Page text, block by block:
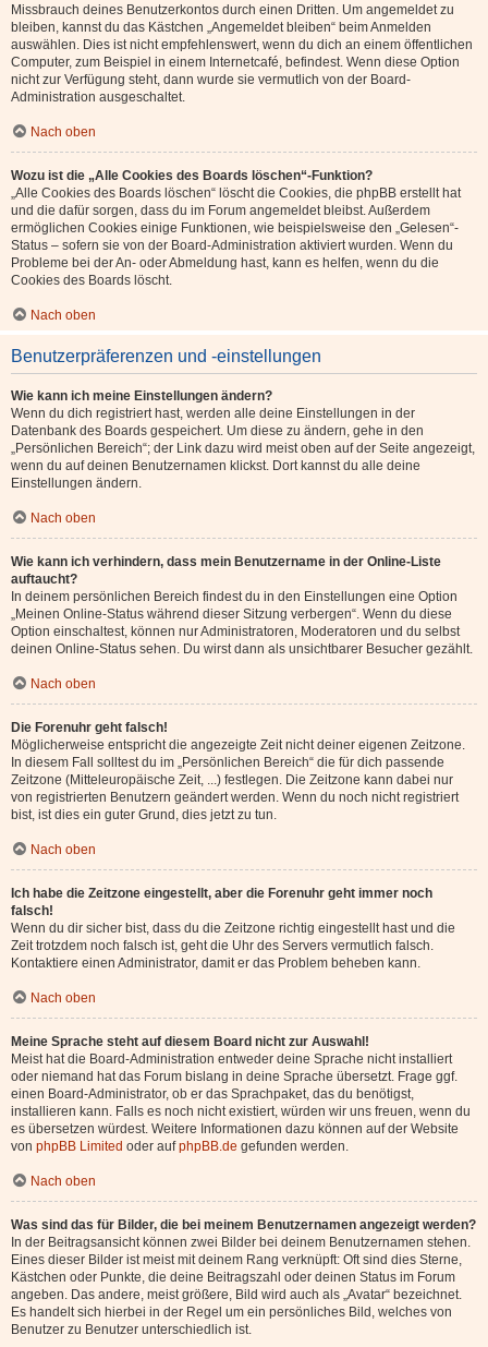
Missbrauch deines Benutzerkontos durch einen Dritten. Um angemeldet zu
bleiben, kannst du das Kästchen „Angemeldet bleiben“ beim Anmelden
auswählen. Dies ist nicht empfehlenswert, wenn du dich an einem öffentlichen
Computer, zum Beispiel in einem Internetcafé, befindest. Wenn diese Option
nicht zur Verfügung steht, dann wurde sie vermutlich von der Board-
Administration ausgeschaltet.
Nach oben
Wozu ist die „Alle Cookies des Boards löschen“-Funktion?
„Alle Cookies des Boards löschen“ löscht die Cookies, die phpBB erstellt hat
und die dafür sorgen, dass du im Forum angemeldet bleibst. Außerdem
ermöglichen Cookies einige Funktionen, wie beispielsweise den „Gelesen“-
Status – sofern sie von der Board-Administration aktiviert wurden. Wenn du
Probleme bei der An- oder Abmeldung hast, kann es helfen, wenn du die
Cookies des Boards löscht.
Nach oben
Benutzerpräferenzen und -einstellungen
Wie kann ich meine Einstellungen ändern?
Wenn du dich registriert hast, werden alle deine Einstellungen in der
Datenbank des Boards gespeichert. Um diese zu ändern, gehe in den
„Persönlichen Bereich“; der Link dazu wird meist oben auf der Seite angezeigt,
wenn du auf deinen Benutzernamen klickst. Dort kannst du alle deine
Einstellungen ändern.
Nach oben
Wie kann ich verhindern, dass mein Benutzername in der Online-Liste
auftaucht?
In deinem persönlichen Bereich findest du in den Einstellungen eine Option
„Meinen Online-Status während dieser Sitzung verbergen“. Wenn du diese
Option einschaltest, können nur Administratoren, Moderatoren und du selbst
deinen Online-Status sehen. Du wirst dann als unsichtbarer Besucher gezählt.
Nach oben
Die Forenuhr geht falsch!
Möglicherweise entspricht die angezeigte Zeit nicht deiner eigenen Zeitzone.
In diesem Fall solltest du im „Persönlichen Bereich“ die für dich passende
Zeitzone (Mitteleuropäische Zeit, ...) festlegen. Die Zeitzone kann dabei nur
von registrierten Benutzern geändert werden. Wenn du noch nicht registriert
bist, ist dies ein guter Grund, dies jetzt zu tun.
Nach oben
Ich habe die Zeitzone eingestellt, aber die Forenuhr geht immer noch
falsch!
Wenn du dir sicher bist, dass du die Zeitzone richtig eingestellt hast und die
Zeit trotzdem noch falsch ist, geht die Uhr des Servers vermutlich falsch.
Kontaktiere einen Administrator, damit er das Problem beheben kann.
Nach oben
Meine Sprache steht auf diesem Board nicht zur Auswahl!
Meist hat die Board-Administration entweder deine Sprache nicht installiert
oder niemand hat das Forum bislang in deine Sprache übersetzt. Frage ggf.
einen Board-Administrator, ob er das Sprachpaket, das du benötigst,
installieren kann. Falls es noch nicht existiert, würden wir uns freuen, wenn du
es übersetzen würdest. Weitere Informationen dazu können auf der Website
von phpBB Limited oder aufphpBB.de gefunden werden.
Nach oben
Was sind das für Bilder, die bei meinem Benutzernamen angezeigt werden?
In der Beitragsansicht können zwei Bilder bei deinem Benutzernamen stehen.
Eines dieser Bilder ist meist mit deinem Rang verknüpft: Oft sind dies Sterne,
Kästchen oder Punkte, die deine Beitragszahl oder deinen Status im Forum
angeben. Das andere, meist größere, Bild wird auch als „Avatar“ bezeichnet.
Es handelt sich hierbei in der Regel um ein persönliches Bild, welches von
Benutzer zu Benutzer unterschiedlich ist.